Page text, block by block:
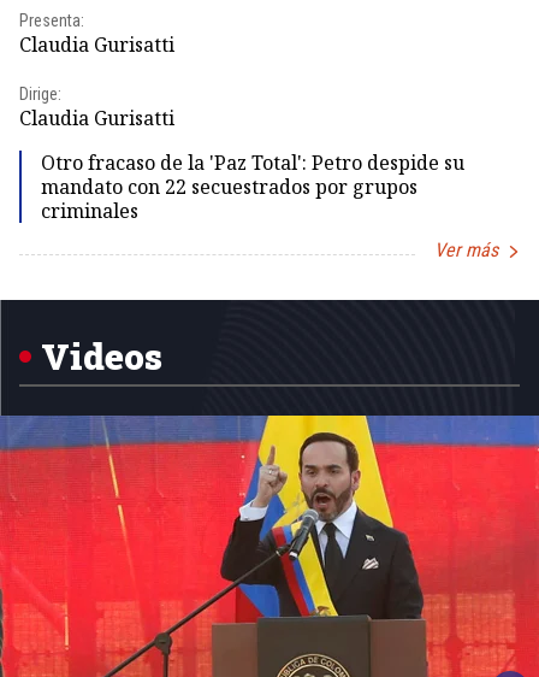
Presenta:
Claudia Gurisatti
Dirige:
Claudia Gurisatti
Otro fracaso de la 'Paz Total': Petro despide su
mandato con 22 secuestrados por grupos
criminales
Ver más
Videos